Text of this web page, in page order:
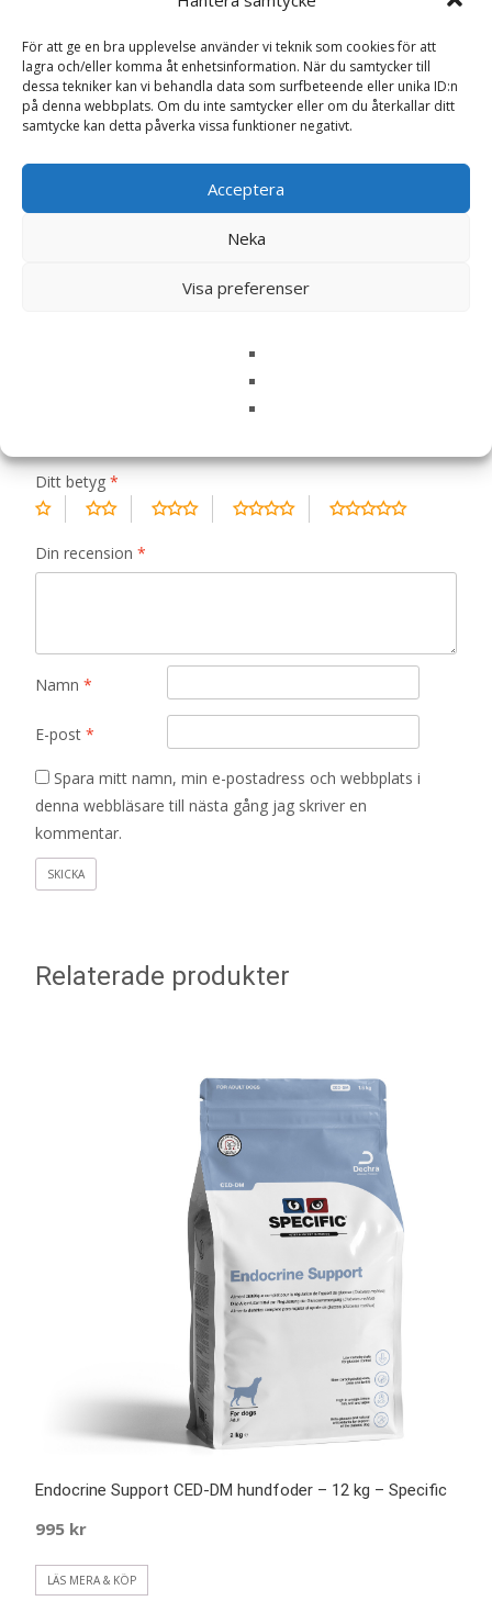
För att ge en bra upplevelse använder vi teknik som cookies för att
lagra och/eller komma åt enhetsinformation. När du samtycker till
dessa tekniker kan vi behandla data som surfbeteende eller unika ID:n
på denna webbplats. Om du inte samtycker eller om du återkallar ditt
samtycke kan detta påverka vissa funktioner negativt.
Acceptera
Neka
Visa preferenser
Kategorier:Hundmat
Recensioner (0)
Torrfoder för Vuxna Hundar – 1,5 kg –
Din e-postadress kommer inte publiceras.
Ditt betyg *
Din recension *
Namn *
E-post *
Spara mitt namn, min e-postadress och webbplats i
denna webbläsare till nästa gång jag skriver en
kommentar.
Relaterade produkter
Endocrine Support CED-DM hundfoder – 12 kg – Specific
995 kr
LÄS MERA & KÖP